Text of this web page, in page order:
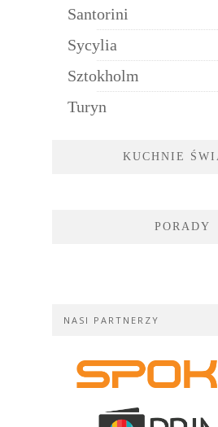
Santorini
Sycylia
Sztokholm
Turyn
KUCHNIE
PORADY
NASI PARTNERZY